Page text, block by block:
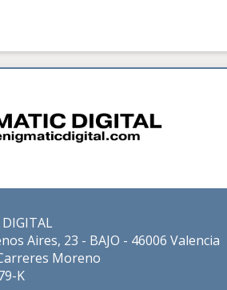
Aires, 23 - BAJO - 46006 Valencia
Moreno
K